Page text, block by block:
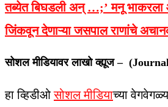
तब्येत बिघडली अन् …;’ मनू
जिंकवून देणाऱ्या जसपाल राणांचे
सोशल मीडियावर लाखो व्ह्यूज –
हा व्हिडीओसोशल मीडियाच्या